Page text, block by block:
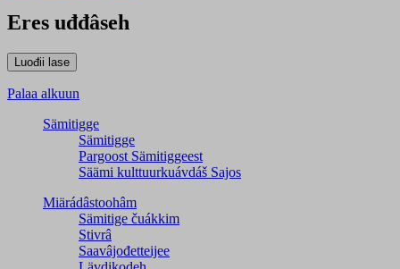
Eres uđđâseh
Palaa alkuun
Sämitigge
Sämitigge
Pargoost Sämitiggeest
Säämi kulttuurkuávdáš Sajos
Miärádâstoohâm
Sämitige čuákkim
Stivrâ
Saavâjođetteijee